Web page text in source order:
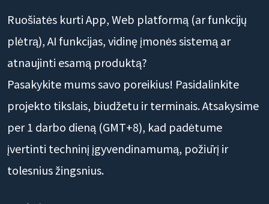
Ruošiatės kurti App, Web platformą (ar funkcijų
plėtrą), AI funkcijas, vidinę įmonės sistemą ar
atnaujinti esamą produktą?
Pasakykite mums savo poreikius! Pasidalinkite
projekto tikslais, biudžetu ir terminais. Atsakysime
per 1 darbo dieną (GMT+8), kad padėtume
įvertinti techninį įgyvendinamumą, požiūrį ir
tolesnius žingsnius.